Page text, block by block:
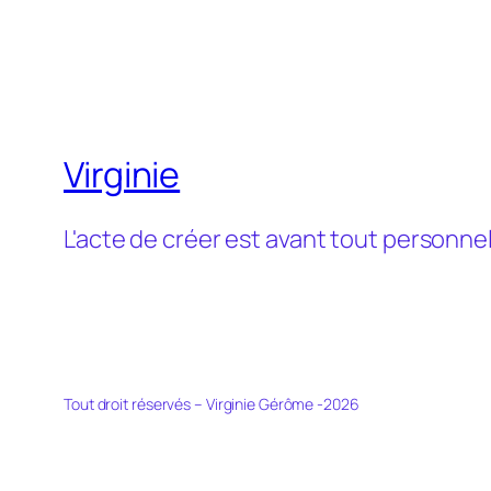
Virginie
L'acte de créer est avant tout
Tout droit réservés – Virginie Gérôme -2026